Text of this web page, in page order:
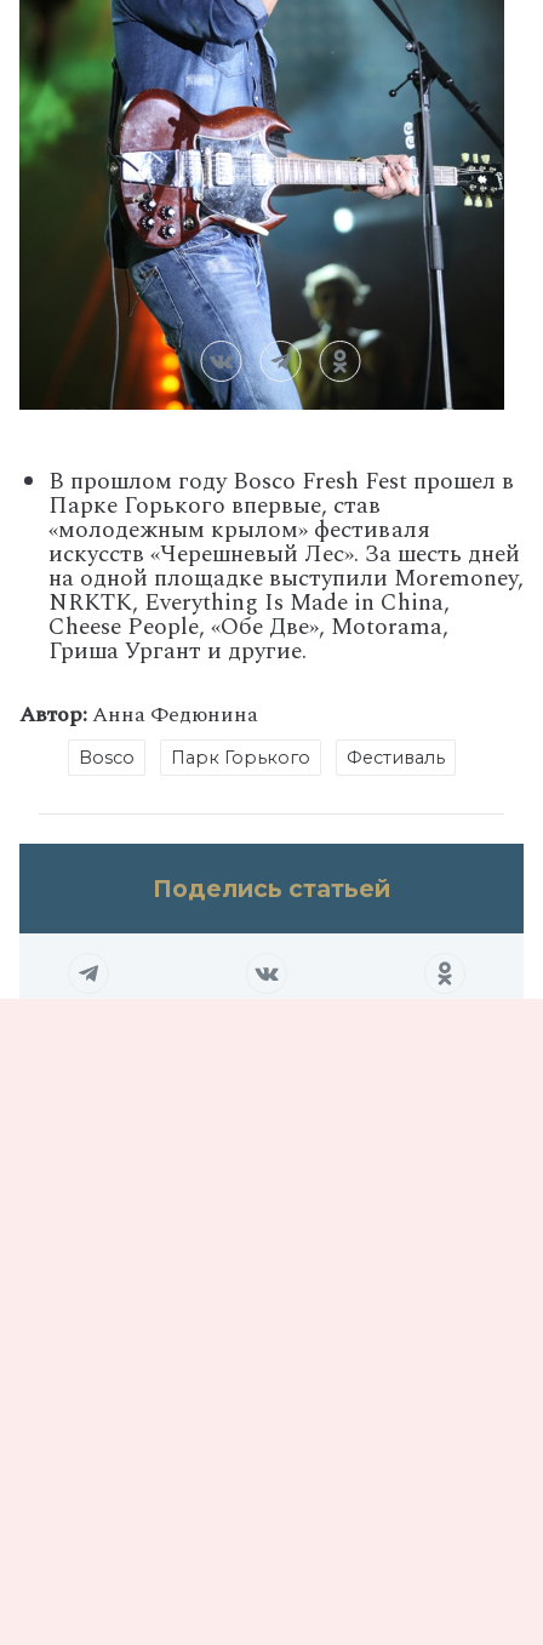
В прошлом году Bosco Fresh Fest прошел в
Парке Горького впервые, став
«молодежным крылом» фестиваля
искусств «Черешневый Лес». За шесть дней
на одной площадке выступили Moremoney,
NRKTK, Everything Is Made in China,
Cheese People, «Обе Две», Motorama,
Гриша Ургант и другие.
Автор:Анна Федюнина
Bosco Парк Горького Фестиваль
Поделись статьей